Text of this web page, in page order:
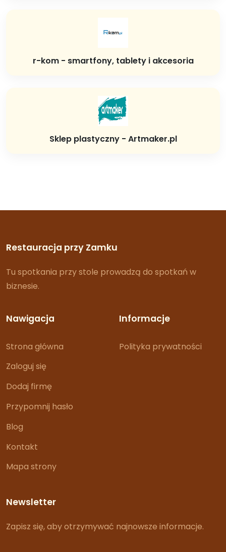
r-kom - smartfony, tablety i akcesoria
Sklep plastyczny - Artmaker.pl
Restauracja przy Zamku
Tu spotkania przy stole prowadzą do spotkań w
biznesie.
Nawigacja
Strona główna
Zaloguj się
Dodaj firmę
Przypomnij hasło
Blog
Kontakt
Mapa strony
Informacje
Polityka prywatności
Newsletter
Zapisz się, aby otrzymywać najnowsze informacje.